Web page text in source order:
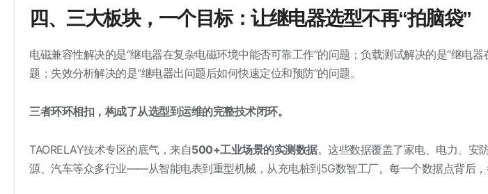
四、三大板块，一个目标：让继电器选型不再“拍脑袋”
电磁兼容性解决的是“继电器在复杂电磁环境中能否可靠工作”的问题；负载测试解决的是“继电
题；失效分析解决的是“继电器出问题后如何快速定位和预防”的问题。
三者环环相扣，构成了从选型到运维的完整技术闭环。
TAORELAY技术专区的底气，来自500+工业场景的实测数据。这些数据覆盖了家电、电力、安
源、汽车等众多行业——从智能电表到重型机械，从充电桩到5G数智工厂。每一个数据点背后，